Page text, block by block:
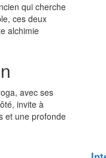
qui cherche
ces deux
alchimie
avec ses
invite à
et une profonde